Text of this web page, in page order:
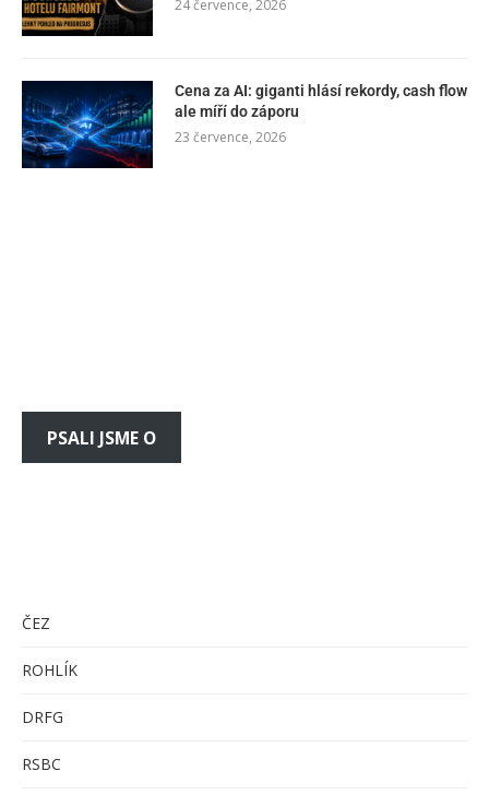
24 července, 2026
Cena za AI: giganti hlásí rekordy, cash flow
ale míří do záporu
23 července, 2026
PSALI JSME O
ČEZ
ROHLÍK
DRFG
RSBC